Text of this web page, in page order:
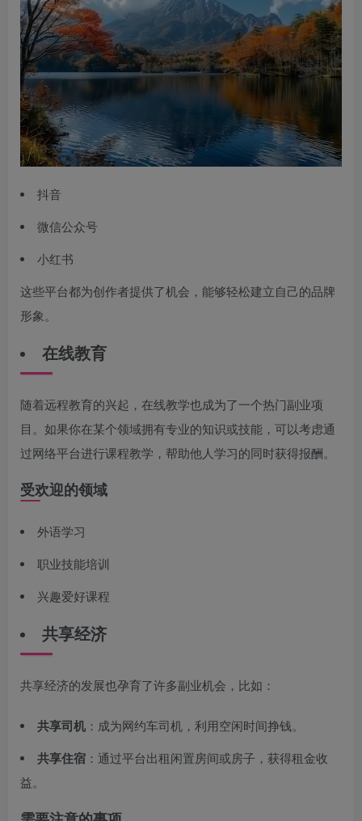
抖音
微信公众号
小红书
这些平台都为创作者提供了机会，能够轻松建立自己的品牌
形象。
在线教育
随着远程教育的兴起，在线教学也成为了一个热门副业项
目。如果你在某个领域拥有专业的知识或技能，可以考虑通
过网络平台进行课程教学，帮助他人学习的同时获得报酬。
受欢迎的领域
外语学习
职业技能培训
兴趣爱好课程
共享经济
共享经济的发展也孕育了许多副业机会，比如：
共享司机 ：成为网约车司机，利用空闲时间挣钱。
共享住宿 ：通过平台出租闲置房间或房子，获得租金收
益。